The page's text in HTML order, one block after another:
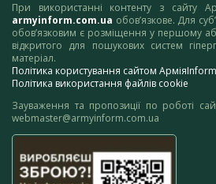
При використанні контенту з сайту
armyinform.com.ua обов’язкове. Для
обов’язковим є розміщення у першому
відкритого для пошукових систем
матеріал.
Політика користування сайтом АрміяInform
Політика використання файлів cookie
Зауваження та пропозиції по роботі
webmaster@armyinform.com.ua